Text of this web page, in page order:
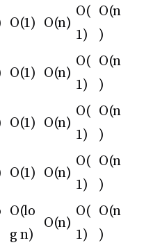
O(1) O(n)
O(
1)
O(n
)
O(1) O(n)
O(
1)
O(n
)
O(1) O(n)
O(
1)
O(n
)
O(1) O(n)
O(
1)
O(n
)
O(lo
g n)
O(n)
O(
1)
O(n
)